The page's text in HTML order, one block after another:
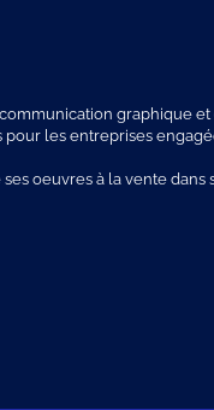
graphique et
les entreprises
oeuvres à la vente dans